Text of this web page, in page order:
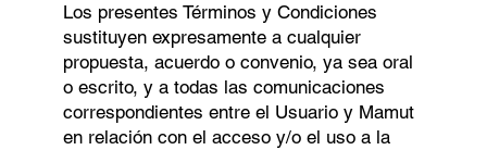
Los presentes Términos y Condiciones
sustituyen expresamente a cualquier
propuesta, acuerdo o convenio, ya sea oral
o escrito, y a todas las comunicaciones
correspondientes entre el Usuario y Mamut
en relación con el acceso y/o el uso a la